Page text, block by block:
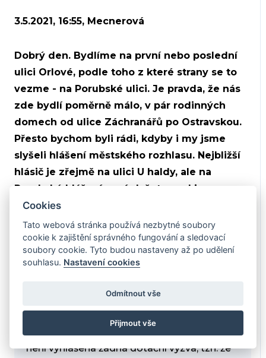
3.5.2021, 16:55, Mecnerová
Dobrý den. Bydlíme na první nebo poslední
ulici Orlové, podle toho z které strany se to
vezme - na Porubské ulici. Je pravda, že nás
zde bydlí poměrně málo, v pár rodinných
domech od ulice Záchranářů po Ostravskou.
Přesto bychom byli rádi, kdyby i my jsme
slyšeli hlášení městského rozhlasu. Nejbližší
hlásič je zřejmě na ulici U haldy, ale na
Porubské hlášení není slyšet, snad jen
nezřetelně gong. Nelze hlásič umístit i na
Porubské ulici? Děkuji.
Dobrý den,
stávající varovný systém byl
není vyhlášena žádná dotační výzva, tzn. že
Cookies
Tato webová stránka používá nezbytné soubory
cookie k zajištění správného fungování a sledovací
soubory cookie. Tyto budou nastaveny až po udělení
souhlasu. Nastavení cookies
Odmítnout vše
Přijmout vše